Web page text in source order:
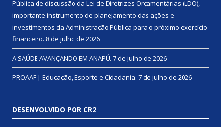
Pública de discussão da Lei de Diretrizes Orçamentárias (LDO),
importante instrumento de planejamento das ações e
investimentos da Administração Pública para o próximo exercício
financeiro. 8 de julho de 2026
A SAÚDE AVANÇANDO EM ANAPÚ. 7 de julho de 2026
PROAAF | Educação, Esporte e Cidadania. 7 de julho de 2026
DESENVOLVIDO POR CR2